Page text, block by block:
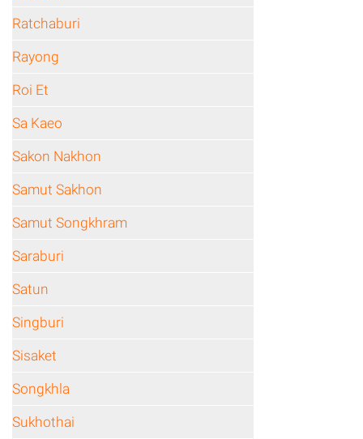
Ratchaburi
Rayong
Roi Et
Sa Kaeo
Sakon Nakhon
Samut Sakhon
Samut Songkhram
Saraburi
Satun
Singburi
Sisaket
Songkhla
Sukhothai